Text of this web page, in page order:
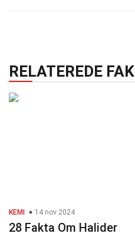
RELATEREDE
KEMI 14 nov 2024
28 Fakta Om Halider